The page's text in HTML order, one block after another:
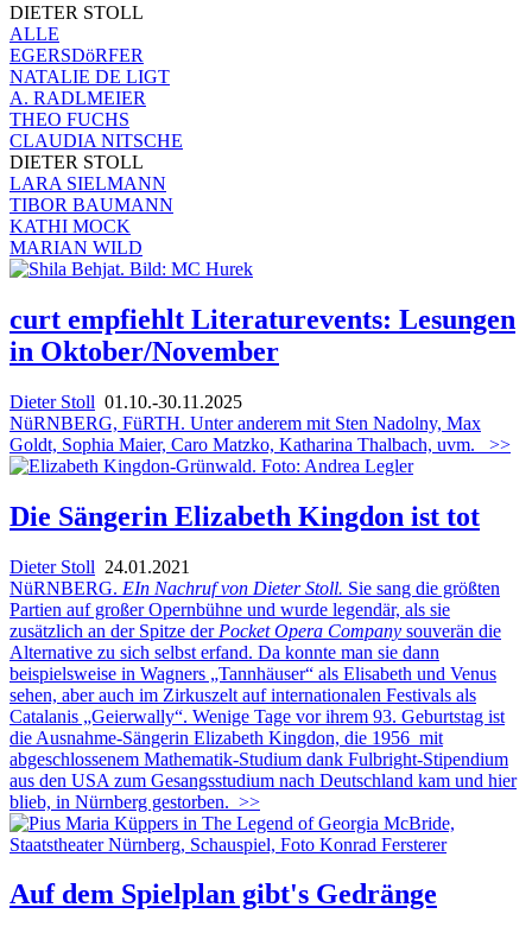
DIETER STOLL
ALLE
EGERSDöRFER
NATALIE DE LIGT
A. RADLMEIER
THEO FUCHS
CLAUDIA NITSCHE
DIETER STOLL
LARA SIELMANN
TIBOR BAUMANN
KATHI MOCK
MARIAN WILD
curt empfiehlt Literaturevents: Lesungen
in Oktober/November
Dieter Stoll 01.10.-30.11.2025
NüRNBERG, FüRTH. Unter anderem mit Sten Nadolny, Max
Goldt, Sophia Maier, Caro Matzko, Katharina Thalbach, uvm.
>>
Die Sängerin Elizabeth Kingdon ist tot
Dieter Stoll 24.01.2021
NüRNBERG. EIn Nachruf von Dieter Stoll. Sie sang die größten
Partien auf großer Opernbühne und wurde legendär, als sie
zusätzlich an der Spitze der Pocket Opera Company souverän die
Alternative zu sich selbst erfand. Da konnte man sie dann
beispielsweise in Wagners „Tannhäuser“ als Elisabeth und Venus
sehen, aber auch im Zirkuszelt auf internationalen Festivals als
Catalanis „Geierwally“. Wenige Tage vor ihrem 93. Geburtstag ist
die Ausnahme-Sängerin Elizabeth Kingdon, die 1956 mit
abgeschlossenem Mathematik-Studium dank Fulbright-Stipendium
aus den USA zum Gesangsstudium nach Deutschland kam und hier
blieb, in Nürnberg gestorben. >>
Auf dem Spielplan gibt's Gedränge